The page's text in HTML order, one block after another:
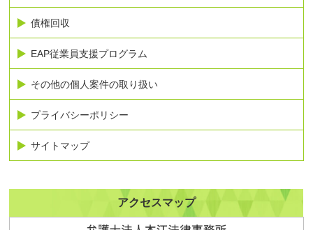
債権回収
EAP従業員支援プログラム
その他の個人案件の取り扱い
プライバシーポリシー
サイトマップ
アクセスマップ